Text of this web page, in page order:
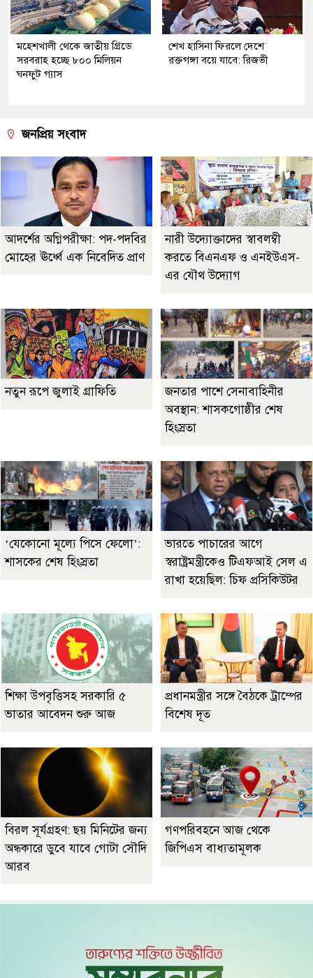
মহেশখালী থেকে জাতীয় গ্রিডে
সরবরাহ হচ্ছে ৮০০ মিলিয়ন
ঘনফুট গ্যাস
শেখ হাসিনা ফিরলে দেশে
রক্তগঙ্গা বয়ে যাবে: রিজভী
জনপ্রিয় সংবাদ
আদর্শের অগ্নিপরীক্ষা: পদ-পদবির
মোহের ঊর্ধ্বে এক নিবেদিত প্রাণ
নারী উদ্যোক্তাদের স্বাবলম্বী
করতে বিএনএফ ও এনইউএস-
এর যৌথ উদ্যোগ
নতুন রূপে জুলাই গ্রাফিতি
জনতার পাশে সেনাবাহিনীর
অবস্থান: শাসকগোষ্ঠীর শেষ
হিংস্রতা
‘যেকোনো মূল্যে পিসে ফেলো’:
শাসকের শেষ হিংস্রতা
ভারতে পাচারের আগে
স্বরাষ্ট্রমন্ত্রীকেও টিএফআই সেল এ
রাখা হয়েছিল: চিফ প্রসিকিউটর
শিক্ষা উপবৃত্তিসহ সরকারি ৫
ভাতার আবেদন শুরু আজ
প্রধানমন্ত্রীর সঙ্গে বৈঠকে ট্রাম্পের
বিশেষ দূত
বিরল সূর্যগ্রহণ: ছয় মিনিটের জন্য
অন্ধকারে ডুবে যাবে গোটা সৌদি
আরব
গণপরিবহনে আজ থেকে
জিপিএস বাধ্যতামূলক